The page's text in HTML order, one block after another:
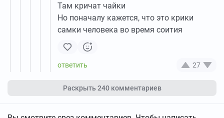
Там кричат чайки
Но поначалу кажется, что это крики
самки человека во время соития
27
Раскрыть240 комментариев